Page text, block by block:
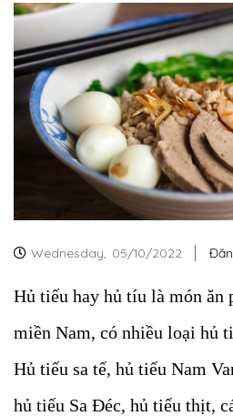
Wednesday, 05/10/2022
Hủ tiếu hay hủ tíu là món ăn
miền Nam, có nhiều loại hủ
Hủ tiếu sa tế, hủ tiếu Nam
hủ tiếu Sa Đéc, hủ tiếu thịt,